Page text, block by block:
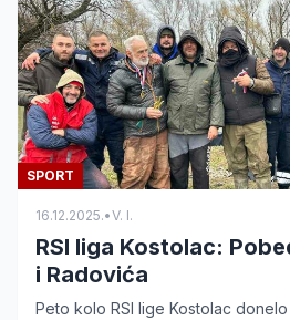
SPORT
16.12.2025.•V. I.
RSI liga Kostolac:
i Radovića
Peto kolo RSI lige Kostolac